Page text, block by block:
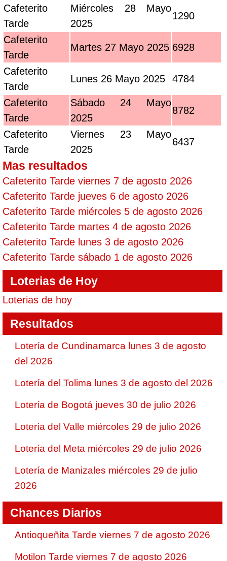
Cafeterito
Tarde
Miércoles 28 Mayo
2025
1290
Cafeterito
Tarde
Martes 27 Mayo 2025 6928
Cafeterito
Tarde
Lunes 26 Mayo 2025 4784
Cafeterito
Tarde
Sábado 24 Mayo
2025
8782
Cafeterito
Tarde
Viernes 23 Mayo
2025
6437
Mas resultados
Cafeterito Tarde viernes 7 de agosto 2026
Cafeterito Tarde jueves 6 de agosto 2026
Cafeterito Tarde miércoles 5 de agosto 2026
Cafeterito Tarde martes 4 de agosto 2026
Cafeterito Tarde lunes 3 de agosto 2026
Cafeterito Tarde sábado 1 de agosto 2026
Loterias de Hoy
Loterias de hoy
Resultados
Lotería de Cundinamarca lunes 3 de agosto
del 2026
Lotería del Tolima lunes 3 de agosto del 2026
Lotería de Bogotá jueves 30 de julio 2026
Lotería del Valle miércoles 29 de julio 2026
Lotería del Meta miércoles 29 de julio 2026
Lotería de Manizales miércoles 29 de julio
2026
Chances Diarios
Antioqueñita Tarde viernes 7 de agosto 2026
Motilon Tarde viernes 7 de agosto 2026